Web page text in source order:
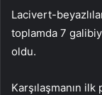
Lacivert-
toplamda 7
oldu.
Karşılaşmanın